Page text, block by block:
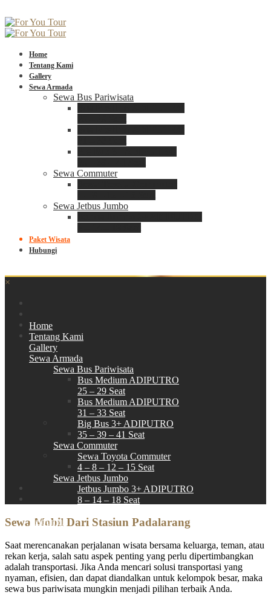
Home
Tentang Kami
Gallery
Sewa Armada
Sewa Bus Pariwisata
Sewa Commuter
Sewa Jetbus Jumbo
Paket Wisata
Hubungi
×
Home
Tentang Kami
Gallery
Sewa Armada
Sewa Bus Pariwisata
Bus Medium ADIPUTRO
25 – 29 Seat
Bus Medium ADIPUTRO
31 – 33 Seat
Big Bus 3+ ADIPUTRO
35 – 39 – 41 Seat
Sewa Commuter
Sewa Toyota Commuter
4 – 8 – 12 – 15 Seat
Sewa Jetbus Jumbo
Jetbus Jumbo 3+ ADIPUTRO
8 – 14 – 18 Seat
Hubungi
Sewa Mobil Dari Stasiun Padalarang
Saat merencanakan perjalanan wisata bersama keluarga, teman, atau
rekan kerja, salah satu aspek penting yang perlu dipertimbangkan
adalah transportasi. Jika Anda mencari solusi transportasi yang
nyaman, efisien, dan dapat diandalkan untuk kelompok besar, maka
sewa bus pariwisata mungkin menjadi pilihan terbaik Anda.